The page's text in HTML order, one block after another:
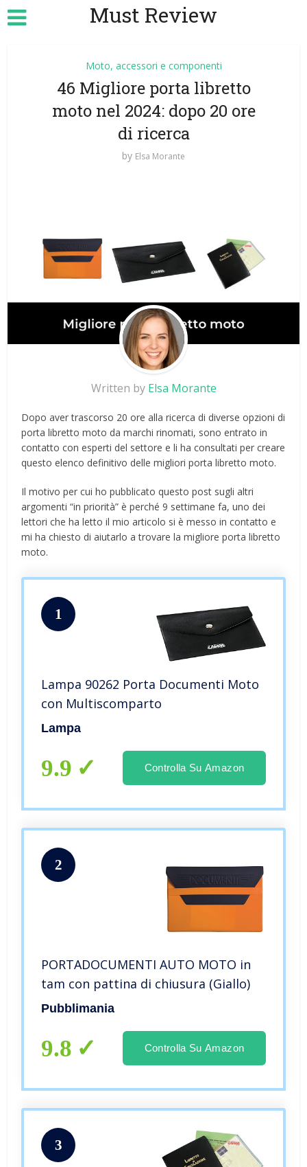
Must Review
Moto, accessori e componenti
46 Migliore porta libretto
moto nel 2024: dopo 20 ore
di ricerca
by Elsa Morante
Written by Elsa Morante
Dopo aver trascorso 20 ore alla ricerca di diverse opzioni di
porta libretto moto da marchi rinomati, sono entrato in
contatto con esperti del settore e li ha consultati per creare
questo elenco definitivo delle migliori porta libretto moto.
Il motivo per cui ho pubblicato questo post sugli altri
argomenti “in priorità” è perché 9 settimane fa, uno dei
lettori che ha letto il mio articolo si è messo in contatto e
mi ha chiesto di aiutarlo a trovare la migliore porta libretto
moto.
1
Lampa 90262 Porta Documenti Moto
con Multiscomparto
Lampa
9.9 Controlla Su Amazon
2
PORTADOCUMENTI AUTO MOTO in
tam con pattina di chiusura (Giallo)
Pubblimania
9.8 Controlla Su Amazon
3